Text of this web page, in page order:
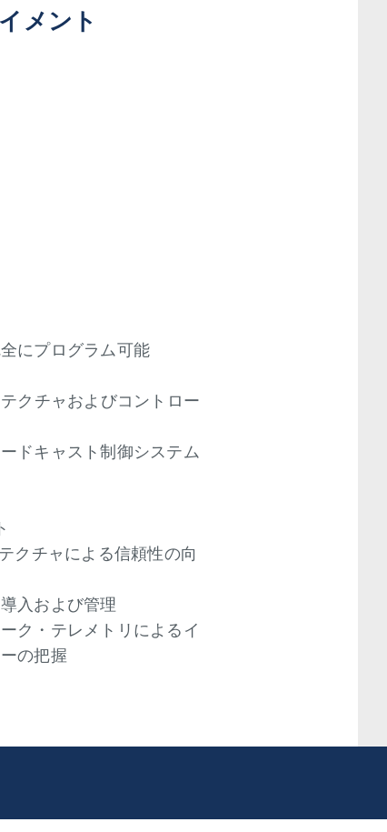
メント
にプログラム可能
クチャおよびコントロー
ドキャスト制御システム
クチャによる信頼性の向
入および管理
ク・テレメトリによるイ
の把握